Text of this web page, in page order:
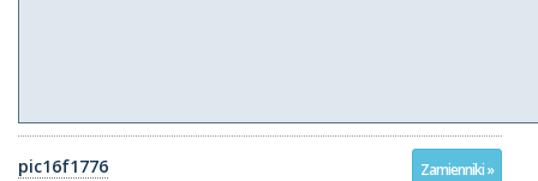
Zamienniki »
pic16f1776